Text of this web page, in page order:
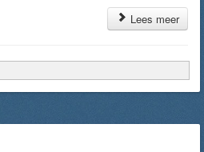
Lees meer